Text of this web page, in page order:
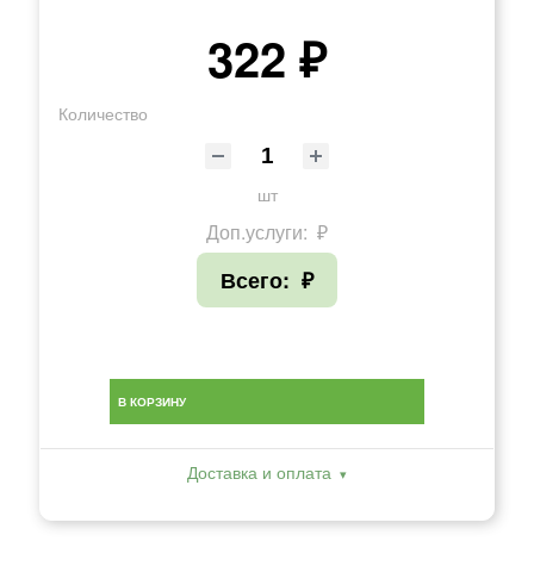
322 ₽
Количество
шт
Доп.услуги: ₽
Всего: ₽
В КОРЗИНУ
Доставка и оплата